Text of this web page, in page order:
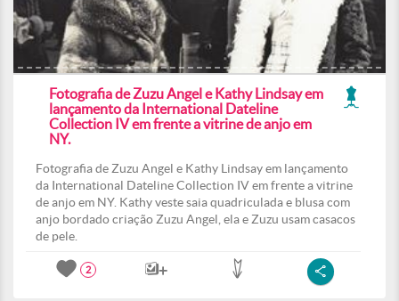
Fotografia de Zuzu Angel e Kathy Lindsay em
lançamento da International Dateline
Collection IV em frente a vitrine de anjo em
NY.
Fotografia de Zuzu Angel e Kathy Lindsay em lançamento
da International Dateline Collection IV em frente a vitrine
de anjo em NY. Kathy veste saia quadriculada e blusa com
anjo bordado criação Zuzu Angel, ela e Zuzu usam casacos
de pele.
2